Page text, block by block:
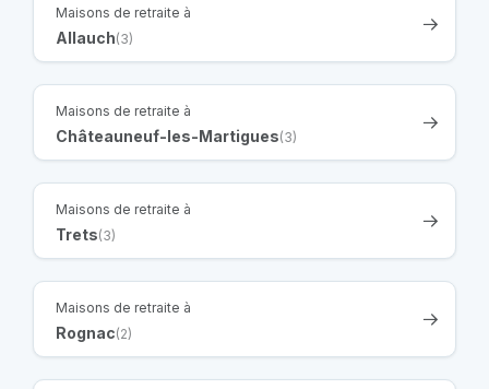
Maisons de retraite à
Allauch(3)
Maisons de retraite à
Châteauneuf-les-Martigues(3)
Maisons de retraite à
Trets(3)
Maisons de retraite à
Rognac(2)